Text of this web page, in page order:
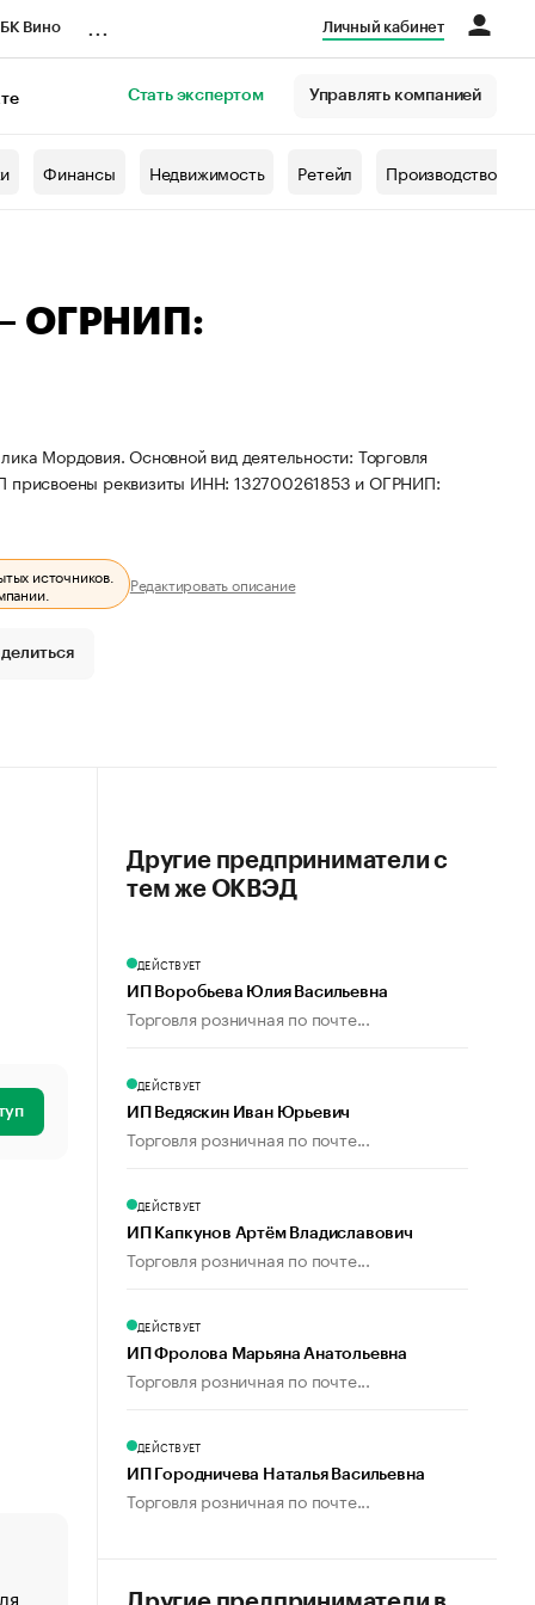
Вино Личный кабинет
Стать экспертом Управлять компанией
Финансы Недвижимость Ретейл Производство
ОГРНИП:
Мордовия. Основной вид деятельности: Торговля
присвоены реквизиты ИНН: 132700261853 и ОГРНИП:
источников. Редактировать описание
«От спорта тело стареет иначе». Как живет глава
Другие предприниматели с
тем же ОКВЭД
ДЕЙСТВУЕТ
ИП Воробьева Юлия Васильевна
Торговля розничная по почте...
ДЕЙСТВУЕТ
ИП Ведяскин Иван Юрьевич
Торговля розничная по почте...
ДЕЙСТВУЕТ
ИП Капкунов Артём Владиславович
Торговля розничная по почте...
ДЕЙСТВУЕТ
ИП Фролова Марьяна Анатольевна
Торговля розничная по почте...
ДЕЙСТВУЕТ
ИП Городничева Наталья Васильевна
Торговля розничная по почте...